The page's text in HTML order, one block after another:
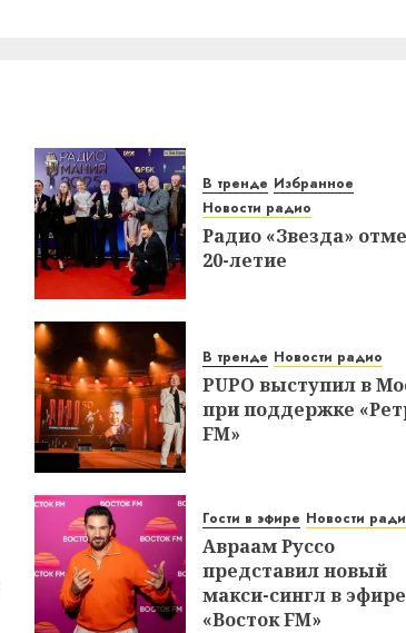
В тренде Избранное
Новости радио
Радио «Звезда»
20-летие
В тренде Новости радио
PUPO выступил в
при поддержке
FM»
Гости в эфире Новости
Авраам Руссо
представил новый
макси-сингл в эфире
«Восток FM»